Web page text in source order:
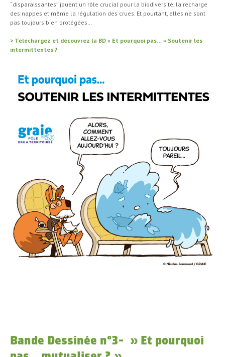
“disparaissantes” jouent un rôle crucial pour la biodiversité, la recharge
des nappes et même la régulation des crues. Et pourtant, elles ne sont
pas toujours bien protégées…
> Téléchargez et découvrez la BD « Et pourquoi pas… » Soutenir les
intermittentes ?
Bande Dessinée n°3- » Et pourquoi